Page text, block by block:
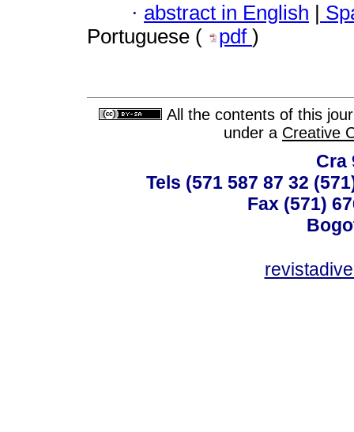
· abstract in English |
Portuguese (
pdf )
All the contents of this
under a Creative
Cra
Tels (571 587 87 32
Fax (571)